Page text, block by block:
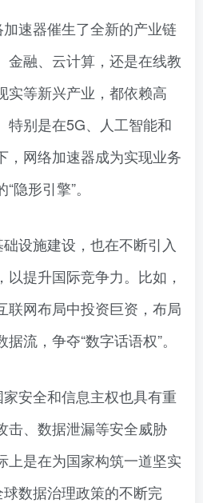
速器催生了全新的产业链
金融、云计算，还是在线教
实等新兴产业，都依赖高
特别是在5G、人工智能和
，网络加速器成为实现业务
隐形引擎”。
设施建设，也在不断引入
提升国际竞争力。比如，
联网布局中投资巨资，布局
流，争夺“数字话语权”。
安全和信息主权也具有重
击、数据泄漏等安全威胁
上是在为国家构筑一道坚实
球数据治理政策的不断完